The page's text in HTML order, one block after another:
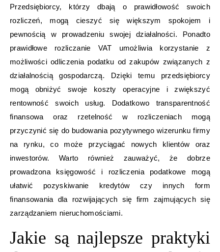
Przedsiębiorcy, którzy dbają o prawidłowość swoich
rozliczeń, mogą cieszyć się większym spokojem i
pewnością w prowadzeniu swojej działalności. Ponadto
prawidłowe rozliczanie VAT umożliwia korzystanie z
możliwości odliczenia podatku od zakupów związanych z
działalnością gospodarczą. Dzięki temu przedsiębiorcy
mogą obniżyć swoje koszty operacyjne i zwiększyć
rentowność swoich usług. Dodatkowo transparentność
finansowa oraz rzetelność w rozliczeniach mogą
przyczynić się do budowania pozytywnego wizerunku firmy
na rynku, co może przyciągać nowych klientów oraz
inwestorów. Warto również zauważyć, że dobrze
prowadzona księgowość i rozliczenia podatkowe mogą
ułatwić pozyskiwanie kredytów czy innych form
finansowania dla rozwijających się firm zajmujących się
zarządzaniem nieruchomościami.
Jakie są najlepsze praktyki